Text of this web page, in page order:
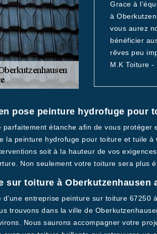
Grace à
à
vous aurez
bénéficier
rêves peu
M.K Toiture -
pose peinture hydrofuge pour
parfaitement étanche afin de vous
la peinture hydrofuge pour toiture et tuile
soit à la hauteur de vos
Non seulement votre toiture sera plus
sur toiture à Oberkutzenhausen
entreprise peinture sur toiture 67250
trouvons dans la ville de
Nous saurons accompagner votre